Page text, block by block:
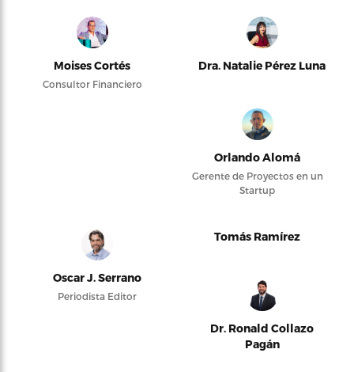
Moises Cortés
Consultor Financiero
Dra. Natalie Pérez Luna
Orlando Alomá
Gerente de Proyectos en un
Startup
Oscar J. Serrano
Periodista Editor
Tomás Ramírez
Dr. Ronald Collazo
Pagán